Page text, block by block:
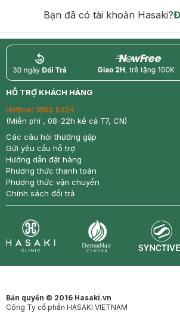
Bạn đã có tài khoản Hasaki?
return nowfree
HỖ TRỢ KHÁCH HÀNG
Hotline: 1800 6324
(Miễn phí , 08-22h kể cả T7, CN)
Các câu hỏi thường gặp
Gửi yêu cầu hỗ trợ
Hướng dẫn đặt hàng
Phương thức thanh toán
Phương thức vận chuyển
Chính sách đổi trả
Bản quyền © 2016 Hasaki.vn
Công Ty cổ phần HASAKI VIETNAM